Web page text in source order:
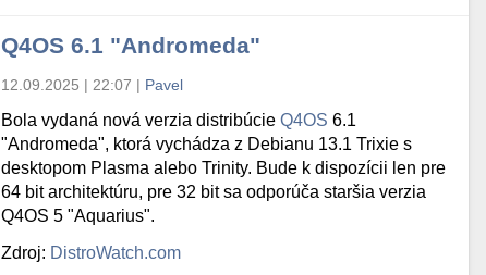
Q4OS 6.1 "Andromeda"
12.09.2025 | 22:07 | Pavel
Bola vydaná nová verzia distribúcieQ4OS 6.1
"Andromeda", ktorá vychádza z Debianu 13.1 Trixie s
desktopom Plasma alebo Trinity. Bude k dispozícii len pre
64 bit architektúru, pre 32 bit sa odporúča staršia verzia
Q4OS 5 "Aquarius".
Zdroj: DistroWatch.com